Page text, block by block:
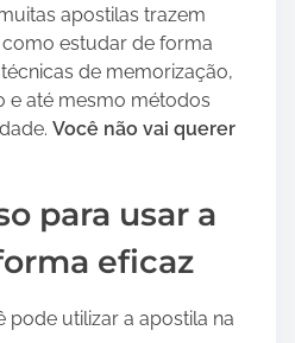
apostilas trazem
estudar de forma
de memorização,
e até mesmo métodos
Você não vai querer
para usar a
eficaz
utilizar a apostila na